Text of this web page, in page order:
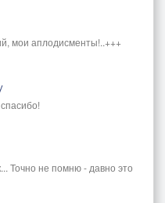
мои аплодисменты!..+++
Точно не помню - давно это